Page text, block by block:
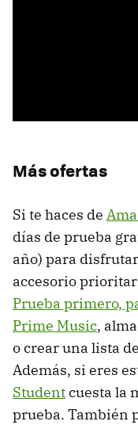
Más ofertas
Si te haces de
días de prueba
año) para
accesorio
Prueba primero,
Prime Music,
o crear una lista
Además, si eres
Studentcuesta la
prueba. También